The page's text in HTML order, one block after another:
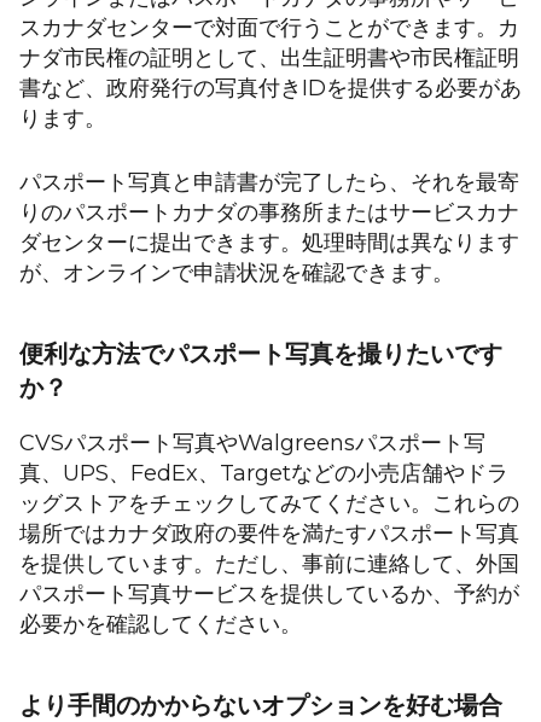
スカナダセンターで対面で行うことができます。カ
ナダ市民権の証明として、出生証明書や市民権証明
書など、政府発行の写真付きIDを提供する必要があ
ります。
パスポート写真と申請書が完了したら、それを最寄
りのパスポートカナダの事務所またはサービスカナ
ダセンターに提出できます。処理時間は異なります
が、オンラインで申請状況を確認できます。
便利な方法でパスポート写真を撮りたいです
か？
CVSパスポート写真やWalgreensパスポート写
真、UPS、FedEx、Targetなどの小売店舗やドラ
ッグストアをチェックしてみてください。これらの
場所ではカナダ政府の要件を満たすパスポート写真
を提供しています。ただし、事前に連絡して、外国
パスポート写真サービスを提供しているか、予約が
必要かを確認してください。
より手間のかからないオプションを好む場合